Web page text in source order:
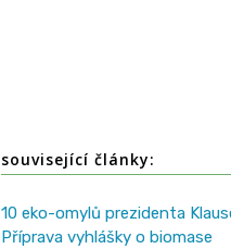
související články:
10 eko-omylů prezidenta
Příprava vyhlášky o biomase